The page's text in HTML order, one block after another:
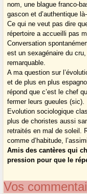
nom, une blague franco-
gascon et d’authentique
Ce qui ne veut pas dire
répertoire a accueilli pas
Conversation
est un sexagénaire du
remarquable.
A ma question sur
et de plus en plus
répond que c’est le chef
fermer leurs gueules (sic).
Evolution sociologique
plus de choristes aussi
retraités en mal de soleil.
comme d’habitude,
Amis des cantères qui
pression pour que le
Vos